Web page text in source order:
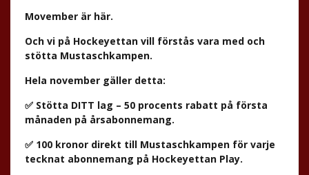
Movember är här.
Och vi på Hockeyettan vill förstås vara med och
stötta Mustaschkampen.
Hela november gäller detta:
✅ Stötta DITT lag – 50 procents rabatt på första
månaden på årsabonnemang.
✅ 100 kronor direkt till Mustaschkampen för varje
tecknat abonnemang på Hockeyettan Play.